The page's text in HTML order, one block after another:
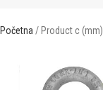
Početna Product c (mm)